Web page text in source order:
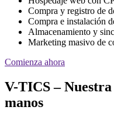
Compra y registro de
Compra e instalación
Almacenamiento y
Marketing masivo de
Comienza ahora
V-TICS –
manos